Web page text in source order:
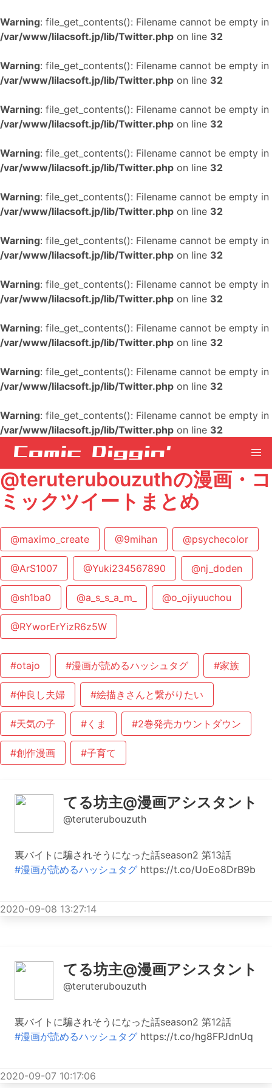
Warning: file_get_contents(): Filename cannot be empty in
/var/www/lilacsoft.jp/lib/Twitter.php on line 32
Warning: file_get_contents(): Filename cannot be empty in
/var/www/lilacsoft.jp/lib/Twitter.php on line 32
Warning: file_get_contents(): Filename cannot be empty in
/var/www/lilacsoft.jp/lib/Twitter.php on line 32
Warning: file_get_contents(): Filename cannot be empty in
/var/www/lilacsoft.jp/lib/Twitter.php on line 32
Warning: file_get_contents(): Filename cannot be empty in
/var/www/lilacsoft.jp/lib/Twitter.php on line 32
Warning: file_get_contents(): Filename cannot be empty in
/var/www/lilacsoft.jp/lib/Twitter.php on line 32
Warning: file_get_contents(): Filename cannot be empty in
/var/www/lilacsoft.jp/lib/Twitter.php on line 32
Warning: file_get_contents(): Filename cannot be empty in
/var/www/lilacsoft.jp/lib/Twitter.php on line 32
Warning: file_get_contents(): Filename cannot be empty in
/var/www/lilacsoft.jp/lib/Twitter.php on line 32
Warning: file_get_contents(): Filename cannot be empty in
/var/www/lilacsoft.jp/lib/Twitter.php on line 32
@teruterubouzuthの漫画・コ
ミックツイートまとめ
@maximo_create @9mihan @psychecolor
@ArS1007 @Yuki234567890 @nj_doden
@sh1ba0 @a_s_s_a_m_ @o_ojiyuuchou
@RYworErYizR6z5W
#otajo #漫画が読めるハッシュタグ #家族
#仲良し夫婦 #絵描きさんと繋がりたい
#天気の子 #くま #2巻発売カウントダウン
#創作漫画 #子育て
てる坊主@漫画アシスタント
@teruterubouzuth
裏バイトに騙されそうになった話season2 第13話
#漫画が読めるハッシュタグ https://t.co/UoEo8DrB9b
2020-09-08 13:27:14
てる坊主@漫画アシスタント
@teruterubouzuth
裏バイトに騙されそうになった話season2 第12話
#漫画が読めるハッシュタグ https://t.co/hg8FPJdnUq
2020-09-07 10:17:06